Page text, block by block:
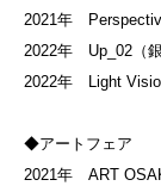
2021年
2022年 Up_02（
2022年 Light
◆アートフェア
2021年 ART